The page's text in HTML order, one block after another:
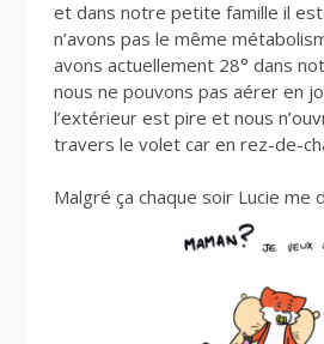
et dans notre petite famille il est
n’avons pas le même
avons actuellement 28° dans
nous ne pouvons pas aérer en
l’extérieur est pire et nous
travers le volet car en rez-de-
Malgré ça chaque soir Lucie me